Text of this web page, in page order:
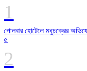
পোলবার হোটেলে মধুচক্রের
৫